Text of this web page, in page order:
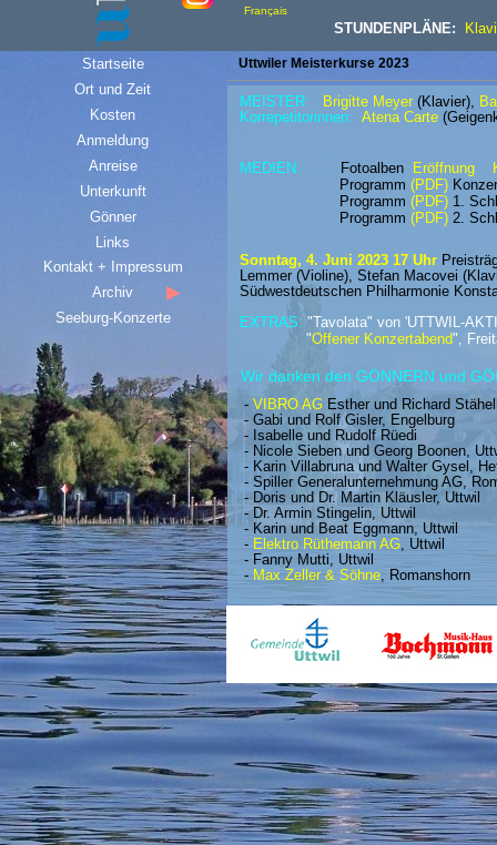
STUNDENPLÄNE:
Français
Startseite
Ort und Zeit
Kosten
Anmeldung
Anreise
Unterkunft
Kontakt + Impressum
Gönner
Links
Archiv
Seeburg-Konzerte
Uttwiler Meisterkurse 2023
MEDIEN: Fotoalben Eröffnung
Programm (PDF)
Programm (PDF) 1.
Programm (PDF) 2.
MEISTER: Brigitte Meyer (Klavier),
Korrepetitorinnen: Atena Carte
Sonntag, 4. Juni 2023 17 Uhr
Lemmer (Violine), Stefan Macovei
Südwestdeutschen Philharmonie
EXTRAS: "Tavolata" von 'UTTWIL-
"Offener Konzertabend",
Wir danken den GÖNNERN und
- VIBRO AG Esther und Richard
- Gabi und Rolf Gisler, Engelburg
- Isabelle und Rudolf Rüedi
- Nicole Sieben und Georg Boonen,
- Karin Villabruna und Walter Gysel,
- Spiller Generalunternehmung AG,
- Doris und Dr. Martin Kläusler, Uttwil
- Dr. Armin Stingelin, Uttwil
- Karin und Beat Eggmann, Uttwil
- Elektro Rüthemann AG , Uttwil
- Fanny Mutti, Uttwil
- Max Zeller & Söhne , Romanshorn